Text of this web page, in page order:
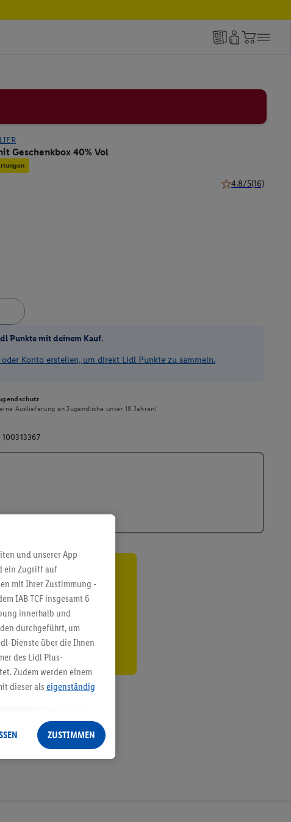
Geschenkbox 40% Vol
4.8/5(16)
Punkte mit deinem Kauf.
Konto erstellen, um direkt Lidl Punkte zu sammeln.
Auslieferung an Jugendliche unter 18 Jahren!
100313367
und unserer App
ein Zugriff auf
mit Ihrer Zustimmung -
IAB TCF insgesamt 6
innerhalb und
durchgeführt, um
Dienste über die Ihnen
des Lidl Plus-
Zudem werden einem
dieser als eigenständig
der Lidl-Dienste, Ihr
- sowie Ihre
dem Speichern von
ZUSTIMMEN